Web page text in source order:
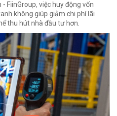
FiinGroup, việc huy động vốn
không giúp giảm chi phí lãi
thu hút nhà đầu tư hơn.